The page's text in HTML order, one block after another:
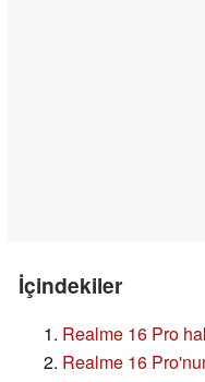
İçindekiler
Realme 16 Pro
Realme 16